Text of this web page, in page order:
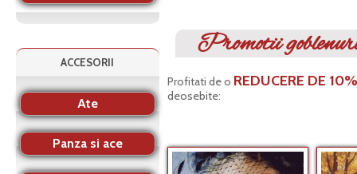
Promotii
Profitati de o REDUCERE DE
deosebite:
ACCESORII
Ate
Panza si ace